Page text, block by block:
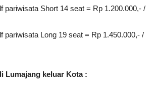
pariwisata Short 14 seat = Rp 1.200.000,- /
pariwisata Long 19 seat = Rp 1.450.000,- /
Lumajang keluar Kota :